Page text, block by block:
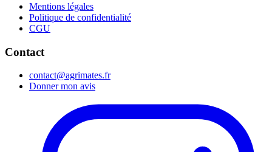
Mentions légales
Politique de confidentialité
CGU
Contact
contact@agrimates.fr
Donner mon avis